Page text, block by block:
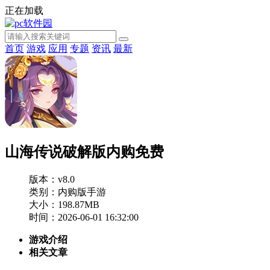
正在加载
首页 游戏 应用 专题 资讯 最新
山海传说破解版内购免费
版本：v8.0
类别：内购版手游
大小：198.87MB
时间：2026-06-01 16:32:00
游戏介绍
相关文章